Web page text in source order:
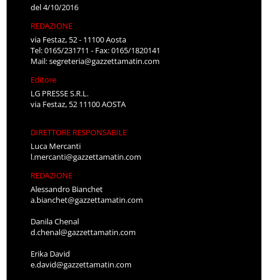
del 4/10/2016
REDAZIONE
via Festaz, 52 - 11100 Aosta
Tel: 0165/231711 - Fax: 0165/1820141
Mail:segreteria@gazzettamatin.com
Editore
LG PRESSE S.R.L.
via Festaz, 52 11100 AOSTA
DIRETTORE RESPONSABILE
Luca Mercanti
l.mercanti@gazzettamatin.com
REDAZIONE
Alessandro Bianchet
a.bianchet@gazzettamatin.com
Danila Chenal
d.chenal@gazzettamatin.com
Erika David
e.david@gazzettamatin.com